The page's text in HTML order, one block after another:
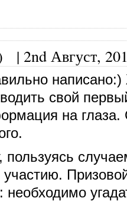
| 2nd Август,
свой
на глаза.
пользуясь
участию.
необходимо